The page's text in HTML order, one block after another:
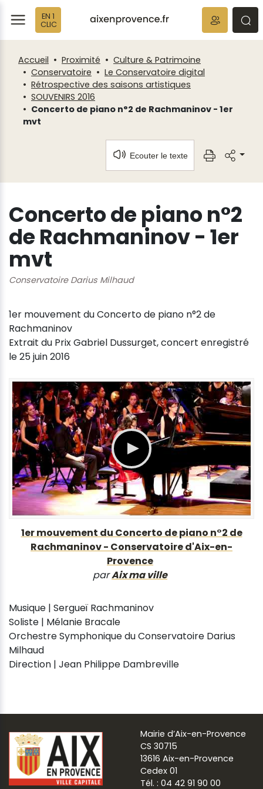
EN 1
CLIC
Accueil Proximité
Culture & Patrimoine
Conservatoire
Le Conservatoire digital
Rétrospective des saisons artistiques
SOUVENIRS 2016
Concerto de piano n°2 de Rachmaninov - 1er
mvt
Ecouter le texte
Concerto de piano n°2
de Rachmaninov - 1er
mvt
Conservatoire Darius Milhaud
1er mouvement du Concerto de piano n°2 de
Rachmaninov
Extrait du Prix Gabriel Dussurget, concert enregistré
le 25 juin 2016
1er mouvement du Concerto de piano n°2 de
Rachmaninov - Conservatoire d'Aix-en-
Provence
parAix ma ville
Musique | Sergueï Rachmaninov
Soliste | Mélanie Bracale
Orchestre Symphonique du Conservatoire Darius
Milhaud
Direction | Jean Philippe Dambreville
Mairie d’Aix-en-Provence
CS 30715
13616 Aix-en-Provence
Cedex 01
Tél. : 04 42 91 90 00
Fenêtre
de
chat
Panneau de gestion des cookies